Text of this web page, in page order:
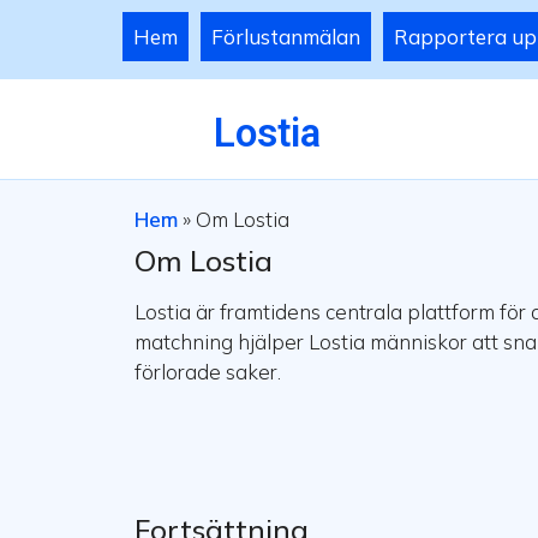
Hem Förlustanmälan Rapportera
Lostia
Hem » Om Lostia
Om Lostia
Lostia är framtidens centrala plattform
matchning hjälper Lostia människor att
förlorade saker.
Fortsättning